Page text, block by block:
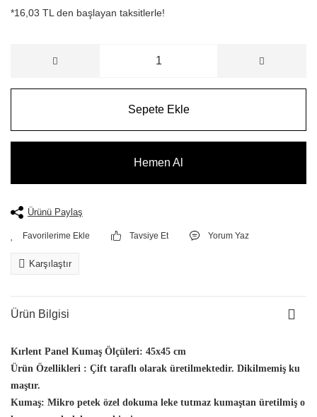
*16,03 TL den başlayan taksitlerle!
Sepete Ekle
Hemen Al
Ürünü Paylaş
Tavsiye Et Yorum Yaz
Karşılaştır
Ürün Bilgisi
Kırlent Panel Kumaş Ölçüleri: 45x45 cm
Ürün Özellikleri : Çift taraflı olarak üretilmektedir. Dikilmemiş ku
maştır.
Kumaş: Mikro petek özel dokuma leke tutmaz kumaştan üretilmiş o